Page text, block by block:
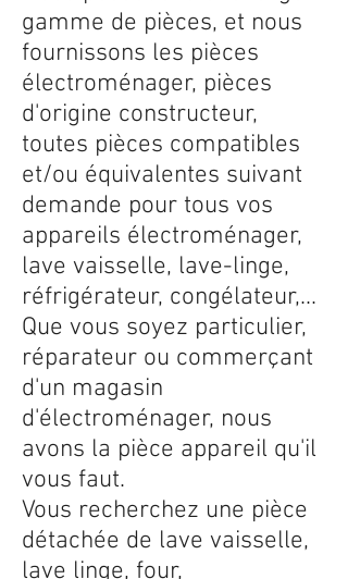
gamme de pièces, et nous
fournissons les pièces
électroménager, pièces
d'origine constructeur,
toutes pièces compatibles
et/ou équivalentes suivant
demande pour tous vos
appareils électroménager,
lave vaisselle, lave-linge,
réfrigérateur, congélateur,...
Que vous soyez particulier,
réparateur ou commerçant
d'un magasin
d'électroménager, nous
avons la pièce appareil qu'il
vous faut.
Vous recherchez une pièce
détachée de lave vaisselle,
lave linge, four,